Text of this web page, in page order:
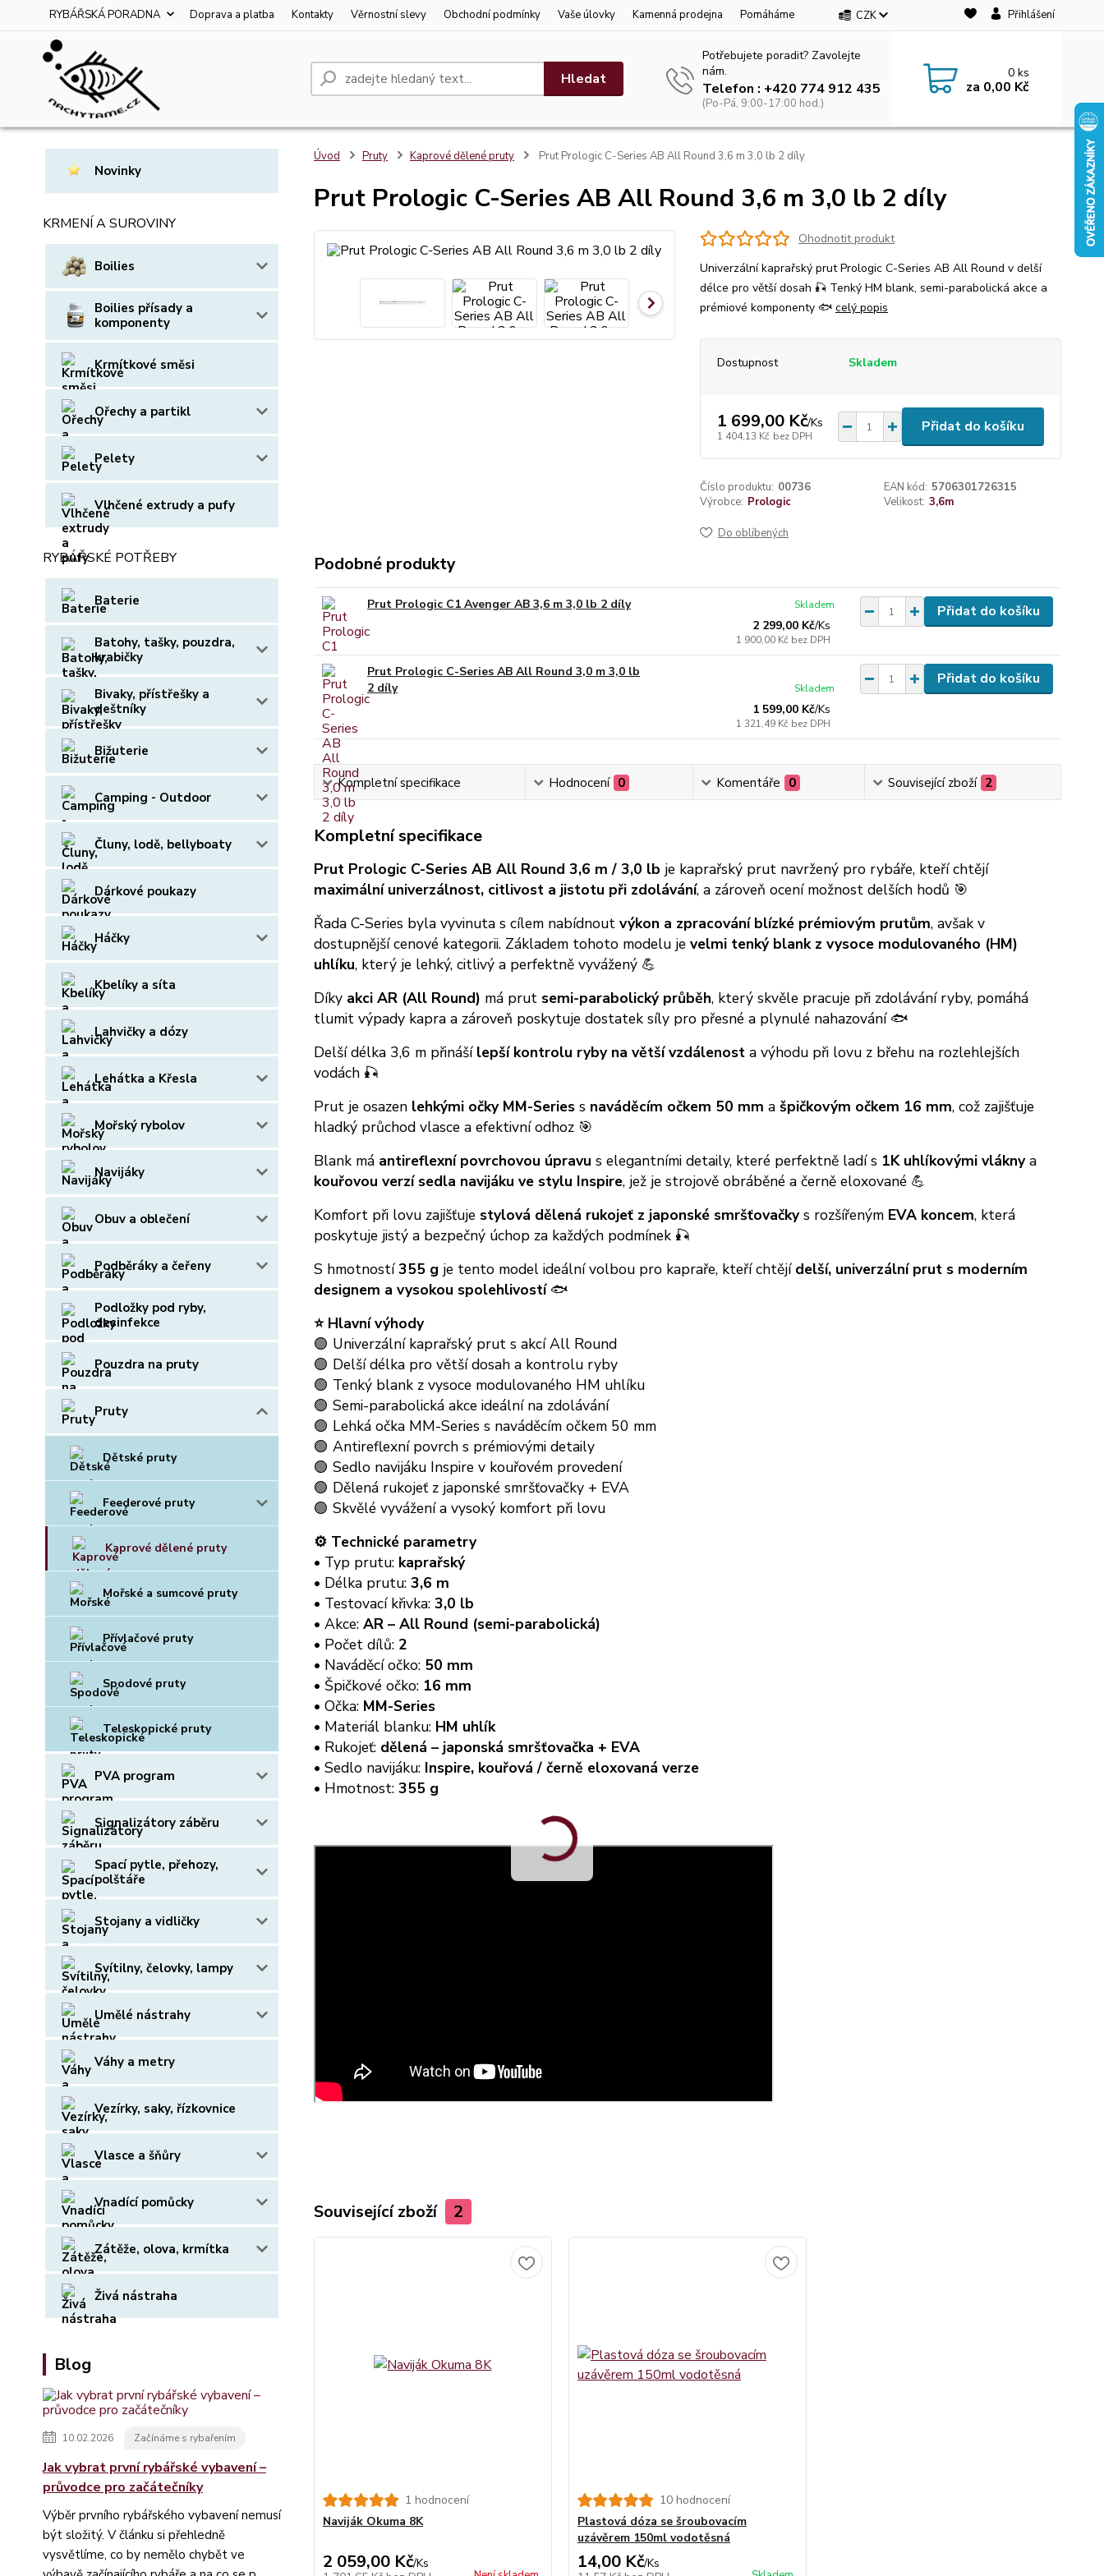
RYBÁŘSKÁ PORADNA Doprava a platba Kontakty Věrnostní slevy Obchodní podmínky Vaše úlovky Kamenná prodejna Pomáháme CZK Přihlášení
Hledat
Potřebujete poradit? Zavolejte
nám.
Telefon : +420 774 912 435
(Po-Pá, 9:00-17:00 hod.)
0ks
za 0,00 Kč
Novinky
KRMENÍ A SUROVINY
Boilies
Boilies přísady a
komponenty
Krmítkové směsi
Ořechy a partikl
Pelety
Vlhčené extrudy a pufy
RYBÁŘSKÉ POTŘEBY
Baterie
Batohy, tašky, pouzdra,
krabičky
Bivaky, přístřešky a
deštníky
Bižuterie
Camping - Outdoor
Čluny, lodě, bellyboaty
Dárkové poukazy
Háčky
Kbelíky a síta
Lahvičky a dózy
Lehátka a Křesla
Mořský rybolov
Navijáky
Obuv a oblečení
Podběráky a čeřeny
Podložky pod ryby,
desinfekce
Pouzdra na pruty
Pruty
Dětské pruty
Feederové pruty
Kaprové dělené pruty
Mořské a sumcové pruty
Přívlačové pruty
Spodové pruty
Teleskopické pruty
PVA program
Signalizátory záběru
Spací pytle, přehozy,
polštáře
Stojany a vidličky
Svítilny, čelovky, lampy
Umělé nástrahy
Váhy a metry
Vezírky, saky, řízkovnice
Vlasce a šňůry
Vnadící pomůcky
Zátěže, olova, krmítka
Živá nástraha
Blog
10.02.2026 Začínáme s rybařením
Jak vybrat první rybářské vybavení –
průvodce pro začátečníky
Výběr prvního rybářského vybavení nemusí
být složitý. V článku si přehledně
vysvětlíme, co by nemělo chybět ve
Úvod Pruty Kaprové dělené pruty Prut Prologic C-Series AB All Round 3,6 m 3,0 lb 2 díly
Prut Prologic C-Series AB All Round 3,6 m 3,0 lb 2 díly
Ohodnotit produkt
Univerzální kaprařský prut Prologic C-Series AB All Round v delší
délce pro větší dosah 🎣 Tenký HM blank, semi-parabolická akce a
prémiové komponenty 🐟 celý popis
Dostupnost Skladem
1 699,00 Kč/Ks
1 404,13 Kč bez DPH
Přidat do košíku
Číslo produktu: 00736 EAN kód: 5706301726315
Výrobce: Prologic Velikost: 3,6m
Do oblíbených
Podobné produkty
Prut Prologic C1 Avenger AB 3,6 m 3,0 lb 2 díly
2 299,00 Kč/Ks
1 900,00 Kč bez DPH
Skladem Přidat do košíku
Prut Prologic C-Series AB All Round 3,0 m 3,0 lb
2 díly
1 599,00 Kč/Ks
1 321,49 Kč bez DPH
Skladem
Přidat do košíku
Kompletní specifikace Hodnocení 0 Komentáře 0 Související zboží 2
Kompletní specifikace
Prut Prologic C-Series AB All Round 3,6 m / 3,0 lb je kaprařský prut navržený pro rybáře, kteří chtějí
maximální univerzálnost, citlivost a jistotu při zdolávání, a zároveň ocení možnost delších hodů 🎯
Řada C-Series byla vyvinuta s cílem nabídnout výkon a zpracování blízké prémiovým prutům, avšak v
dostupnější cenové kategorii. Základem tohoto modelu je velmi tenký blank z vysoce modulovaného (HM)
uhlíku, který je lehký, citlivý a perfektně vyvážený 💪
Díky akci AR (All Round) má prut semi-parabolický průběh, který skvěle pracuje při zdolávání ryby, pomáhá
tlumit výpady kapra a zároveň poskytuje dostatek síly pro přesné a plynulé nahazování 🐟
Delší délka 3,6 m přináší lepší kontrolu ryby na větší vzdálenosta výhodu při lovu z břehu na rozlehlejších
vodách 🎣
Prut je osazen lehkými očky MM-Seriess naváděcím očkem 50 mm a špičkovým očkem 16 mm, což zajišťuje
hladký průchod vlasce a efektivní odhoz 🎯
Blank má antireflexní povrchovou úpravu s elegantními detaily, které perfektně ladí s 1K uhlíkovými vláknya
kouřovou verzí sedla navijáku ve stylu Inspire, jež je strojově obráběné a černě eloxované 💪
Komfort při lovu zajišťuje stylová dělená rukojeť z japonské smršťovačkys rozšířeným EVA koncem, která
poskytuje jistý a bezpečný úchop za každých podmínek 🎣
S hmotností355 g je tento model ideální volbou pro kapraře, kteří chtějí delší, univerzální prut s moderním
designem a vysokou spolehlivostí🐟
⭐ Hlavní výhody
🟢 Univerzální kaprařský prut s akcí All Round
🟢 Delší délka pro větší dosah a kontrolu ryby
🟢 Tenký blank z vysoce modulovaného HM uhlíku
🟢 Semi-parabolická akce ideální na zdolávání
🟢 Lehká očka MM-Series s naváděcím očkem 50 mm
🟢 Antireflexní povrch s prémiovými detaily
🟢 Sedlo navijáku Inspire v kouřovém provedení
🟢 Dělená rukojeť z japonské smršťovačky + EVA
🟢 Skvělé vyvážení a vysoký komfort při lovu
⚙️ Technické parametry
• Typ prutu: kaprařský
• Délka prutu: 3,6 m
• Testovací křivka: 3,0 lb
• Akce: AR – All Round (semi-parabolická)
• Počet dílů: 2
• Naváděcí očko: 50 mm
• Špičkové očko: 16 mm
• Očka: MM-Series
• Materiál blanku: HM uhlík
• Rukojeť: dělená – japonská smršťovačka + EVA
• Sedlo navijáku: Inspire, kouřová / černě eloxovaná verze
• Hmotnost: 355 g
Související zboží 2
1 hodnocení
Naviják Okuma 8K
2 059,00 Kč/Ks
10 hodnocení
Plastová dóza se šroubovacím
uzávěrem 150ml vodotěsná
14,00 Kč/Ks